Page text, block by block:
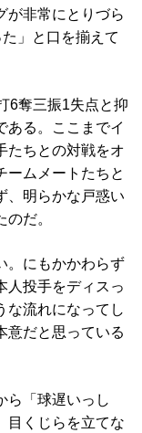
が非常にとりづら
」と口を揃えて
6奪三振1失点と抑
ある。ここまでイ
たちとの対戦をオ
ームメートたちと
、明らかな戸惑い
だ。
。にもかかわらず
人投手をディスっ
な流れになってし
意だと思っている
ら「球遅いっし
くじらを立てな